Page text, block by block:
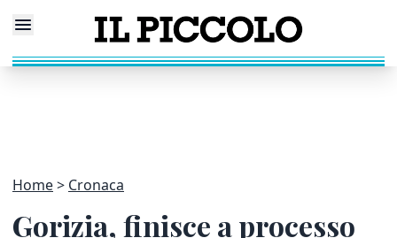
Home Cronaca
Gorizia, finisce a processo